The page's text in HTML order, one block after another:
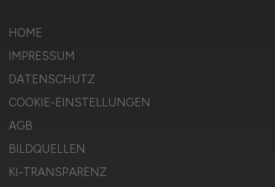
HOME
IMPRESSUM
DATENSCHUTZ
COOKIE-EINSTELLUNGEN
AGB
BILDQUELLEN
KI-TRANSPARENZ